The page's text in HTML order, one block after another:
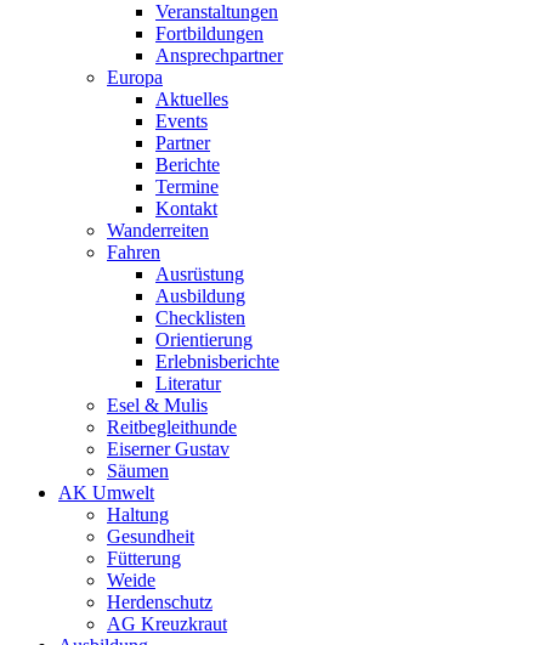
Veranstaltungen
Fortbildungen
Ansprechpartner
Europa
Aktuelles
Events
Partner
Berichte
Termine
Kontakt
Wanderreiten
Fahren
Ausrüstung
Ausbildung
Checklisten
Orientierung
Erlebnisberichte
Literatur
Esel & Mulis
Reitbegleithunde
Eiserner Gustav
Säumen
AK Umwelt
Haltung
Gesundheit
Fütterung
Weide
Herdenschutz
AG Kreuzkraut